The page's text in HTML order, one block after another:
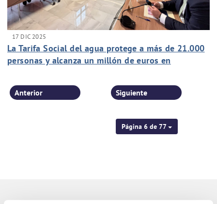
17 DIC 2025
La Tarifa Social del agua protege a más de 21.000
personas y alcanza un millón de euros en
Página 6 de 77
Anterior Siguiente